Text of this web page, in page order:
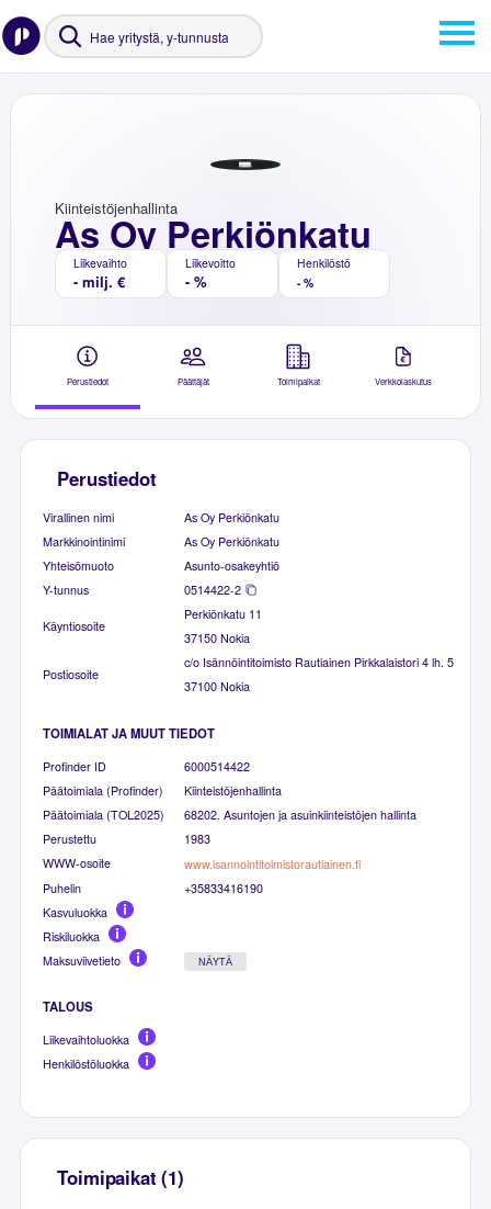
As Oy Perkiönkatu
Kiinteistöjenhallinta
Liikevaihto
- milj. €
Liikevoitto
- %
Henkilöstö
- %
Perustiedot Päättäjät Toimipaikat Verkkolaskutus
Perustiedot
Virallinen nimi
As Oy Perkiönkatu
Markkinointinimi
As Oy Perkiönkatu
Yhteisömuoto
Asunto-osakeyhtiö
Y-tunnus
0514422-2
Käyntiosoite
Perkiönkatu 11
37150 Nokia
Postiosoite
c/o Isännöintitoimisto Rautiainen Pirkkalaistori 4 lh. 5
37100 Nokia
TOIMIALAT JA MUUT TIEDOT
Profinder ID
6000514422
Päätoimiala (Profinder)
Kiinteistöjenhallinta
Päätoimiala (TOL2025)
68202. Asuntojen ja asuinkiinteistöjen hallinta
Perustettu
1983
WWW-osoite
www.isannointitoimistorautiainen.fi
Puhelin
+35833416190
Kasvuluokka
Riskiluokka
Maksuviivetieto
NÄYTÄ
TALOUS
Liikevaihtoluokka
Henkilöstöluokka
Toimipaikat (1)